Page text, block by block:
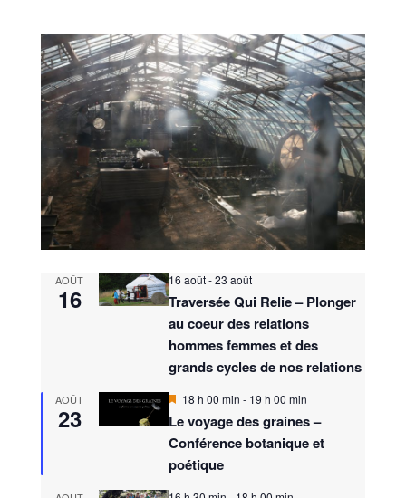
AOÛT
16
16 août-23 août
Traversée Qui Relie – Plonger
au coeur des relations
hommes femmes et des
grands cycles de nos relations
AOÛT
23
M
s
e
a
18 h 00 min - 19 h 00 min
Le voyage des graines –
Conférence botanique et
poétique